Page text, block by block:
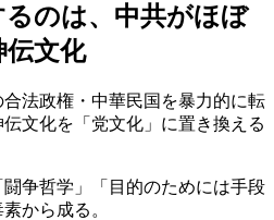
のは、中共がほぼ
伝文化
法政権・中華民国を暴力的に転
文化を「党文化」に置き換える
争哲学」「目的のためには手段
から成る。